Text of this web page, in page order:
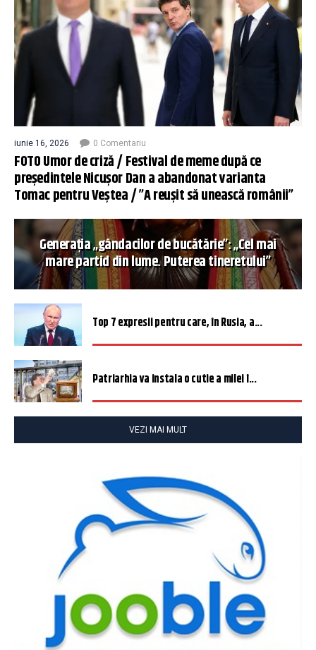
iunie 16, 2026 0 Comentariu
FOTO Umor de criză / Festival de meme după ce
președintele Nicușor Dan a abandonat varianta
Tomac pentru Veștea / ”A reușit să unească românii”
Generația „gândacilor de bucătărie”: „Cel mai
mare partid din lume. Puterea tineretului”
Top 7 expresii pentru care, în Rusia, a...
Patriarhia va instala o cutie a milei î...
VEZI MAI MULT